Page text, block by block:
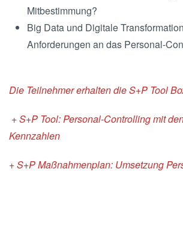
Mitbestimmung?
Big Data und Digitale
Anforderungen an das Personal-
Die Teilnehmer erhalten die S+P Tool
+ S+P Tool: Personal-Controlling mit
Kennzahlen
+ S+P Maßnahmenplan: Umsetzung